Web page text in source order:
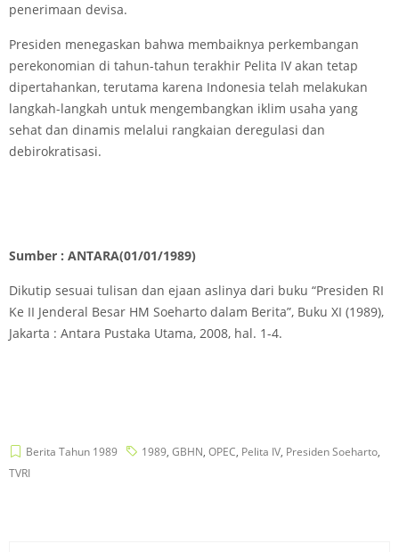
penerimaan devisa.
Presiden menegaskan bahwa membaiknya perkembangan
perekonomian di tahun-tahun terakhir Pelita IV akan tetap
dipertahankan, terutama karena Indonesia telah melakukan
langkah-langkah untuk mengembangkan iklim usaha yang
sehat dan dinamis melalui rangkaian deregulasi dan
debirokratisasi.
Sumber : ANTARA(01/01/1989)
Dikutip sesuai tulisan dan ejaan aslinya dari buku “Presiden RI
Ke II Jenderal Besar HM Soeharto dalam Berita”, Buku XI (1989),
Jakarta : Antara Pustaka Utama, 2008, hal. 1-4.
Berita Tahun 1989 1989, GBHN, OPEC, Pelita IV, Presiden Soeharto,
TVRI